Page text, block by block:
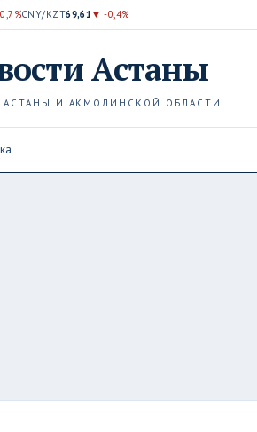
CNY/KZT69,61 ▼ -0,4%
Астаны
И АКМОЛИНСКОЙ ОБЛАСТИ